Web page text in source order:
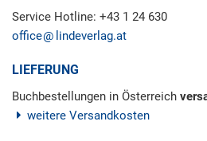
Service Hotline: +43 1 24 630
office
lindeverlag.at
LIEFERUNG
Buchbestellungen in Österreich
weitere Versandkosten